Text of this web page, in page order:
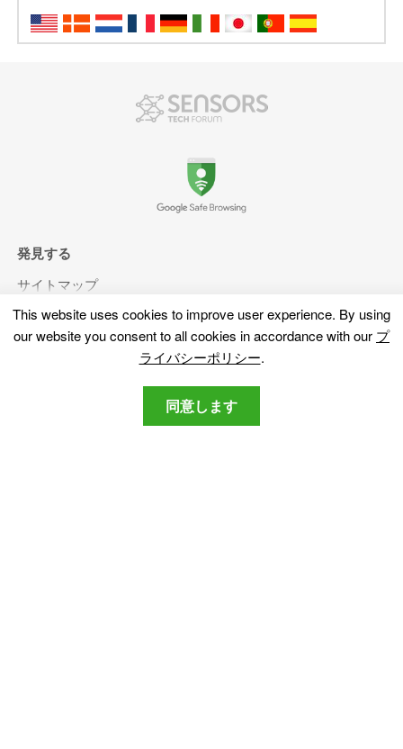
This website uses cookies to improve user experience. By using
our website you consent to all cookies in accordance with our プ
ライバシーポリシー.
同意します
発見する
サイトマップ
サイバーニュース
サイバー辞書
ソフトウェアレビュー